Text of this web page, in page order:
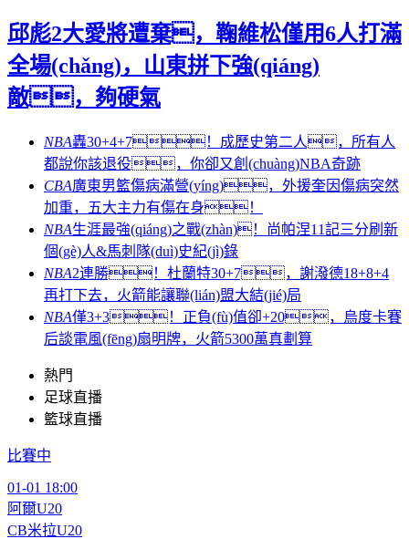
邱彪2大愛將遭棄，鞠維松僅用6人打滿
全場(chǎng)，山東拼下強(qiáng)
敵，夠硬氣
NBA轟30+4+7！成歷史第二人，所有人
都說你該退役，你卻又創(chuàng)NBA奇跡
CBA廣東男籃傷病滿營(yíng)，外援奎因傷病突然
加重，五大主力有傷在身！
NBA生涯最強(qiáng)之戰(zhàn)！尚帕涅11記三分刷新
個(gè)人&馬刺隊(duì)史紀(jì)錄
NBA2連勝！杜蘭特30+7，謝潑德18+8+4
再打下去，火箭能讓聯(lián)盟大結(jié)局
NBA僅3+3！正負(fù)值卻+20，烏度卡賽
后談電風(fēng)扇明牌，火箭5300萬真劃算
熱門
足球直播
籃球直播
比賽中
01-01 18:00
阿爾U20
CB米拉U20